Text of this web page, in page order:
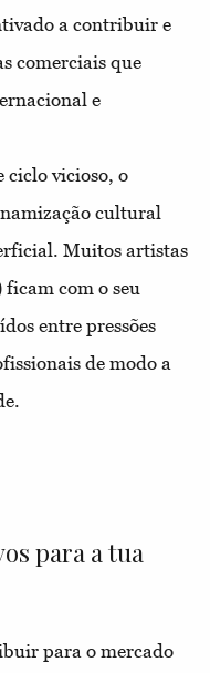
a contribuir e
comerciais que
e
ciclo vicioso, o
cultural
Muitos artistas
ficam com o seu
entre pressões
de modo a
para a tua
para o mercado